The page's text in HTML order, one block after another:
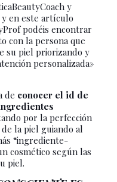
y
y en este artículo
podéis encontrar
con la persona que
su piel priorizando y
personalizada»
de conocer el id de
por la perfección
la piel guiando al
“ingrediente-
cosmético según las
piel.